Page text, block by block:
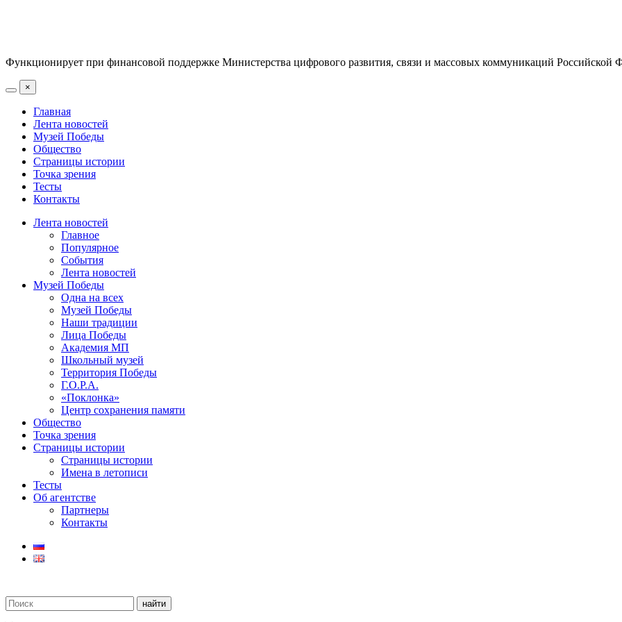
Функционирует при финансовой поддержке Министерства цифрового развития, связи и массовых коммуникаций Российской
×
Главная
Лента новостей
Музей Победы
Общество
Страницы истории
Точка зрения
Тесты
Контакты
Лента новостей
Главное
Популярное
События
Лента новостей
Музей Победы
Одна на всех
Музей Победы
Наши традиции
Лица Победы
Академия МП
Школьный музей
Территория Победы
Г.О.Р.А.
«Поклонка»
Центр сохранения памяти
Общество
Точка зрения
Страницы истории
Страницы истории
Имена в летописи
Тесты
Об агентстве
Партнеры
Контакты